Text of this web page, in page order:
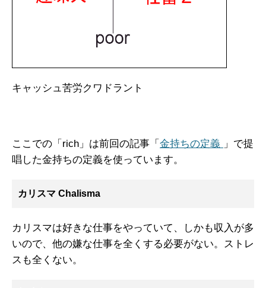
キャッシュ苦労クワドラント
ここでの「rich」は前回の記事「 金持ちの定義
」で提
唱した金持ちの定義を使っています。
カリスマ Chalisma
カリスマは好きな仕事をやっていて、しかも収入が多
いので、他の嫌な仕事を全くする必要がない。ストレ
スも全くない。